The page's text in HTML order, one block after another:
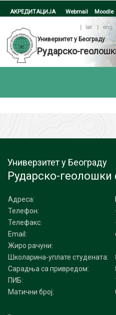
АКРЕДИТАЦИЈА Webmail Moodle
| lat |
eng
Универзитет у Београду
Рударско-
Универзитет у Београду
Рударско-геолошки
Адреса:
Телефон:
Телефакс:
Email:
Жиро рачуни:
Школарина-уплате студената:
Сарадња са привредом:
ПИБ:
Матични број: